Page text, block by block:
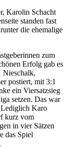
Karolin Schacht
standen fast
die ehemalige
zum
Erfolg gab es
Nieschalk,
postiert, mit 3:1
ein Viersatzsieg
setzen. Das war
Lediglich Karo
kurz vom
in vier Sätzen
das Spiel